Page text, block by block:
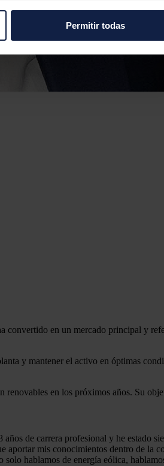
ofrecer funciones de redes
sitio web con nuestros partners de
Permitir todas
convertido en un mercado principal y
y mantener el activo en óptimas
renovables en los próximos años. Su
de carrera profesional y he estado
mis conocimientos dentro de la
hablamos de energía eólica,